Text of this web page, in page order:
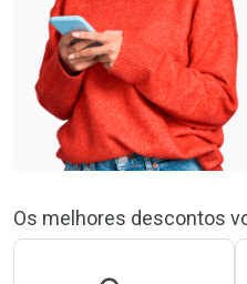
Os melhores descontos